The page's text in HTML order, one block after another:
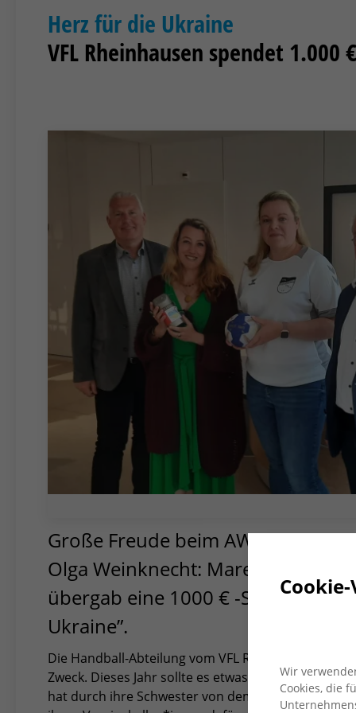
Herz für die Ukraine
VFL Rheinhausen spendet 1.000 €
Große Freude beim AWO-
Olga Weinknecht: Mareike Hiller
übergab eine 1000 € -Spende für
Ukraine”.
Die Handball-Abteilung vom VFL Rheinhausen
Zweck. Dieses Jahr sollte es etwas zugunsten der
hat durch ihre Schwester von dem AWO
Wir
Cookies, die